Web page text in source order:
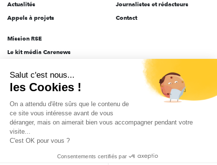
Actualités
Appels à projets
Journalistes et rédacteurs
Contact
Mission RSE
Le kit média Carenews
AEF info
Novethic
PRODURABLE
Inclusiv Day
Données personnelles Mentions légales 2025-2026 Tout droits réservés
Salut c'est nous...
les Cookies !
On a attendu d'être sûrs que le contenu de
ce site vous intéresse avant de vous
déranger, mais on aimerait bien vous accompagner pendant votre
visite...
C'est OK pour vous ?
Consentements certifiés par